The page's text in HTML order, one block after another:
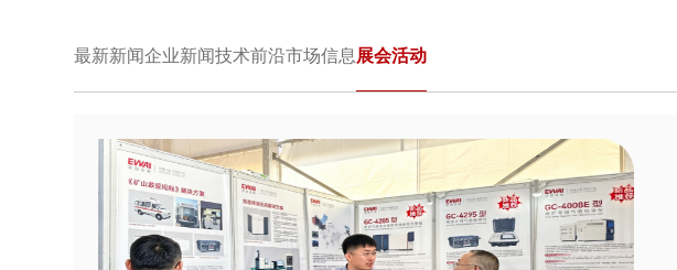
最新新闻企业新闻技术前沿市场信息展会活动